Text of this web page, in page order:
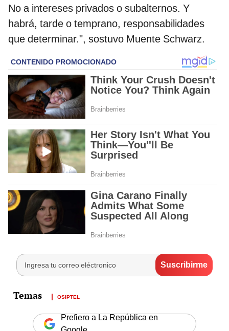
No a intereses privados o subalternos. Y
habrá, tarde o temprano, responsabilidades
que determinar.", sostuvo Muente Schwarz.
OSIPTEL
Prefiero a La República en